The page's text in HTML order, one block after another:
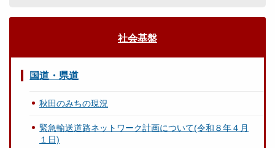
社会基盤
国道・県道
秋田のみちの現況
緊急輸送道路ネットワーク計画について(令和８年４月
１日)